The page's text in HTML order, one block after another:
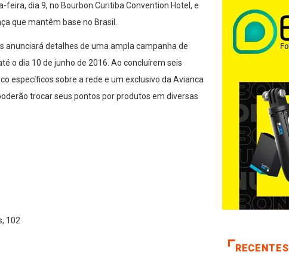
dia 9, no Bourbon Curitiba Convention Hotel, e
que mantêm base no Brasil.
anunciará detalhes de uma ampla campanha de
o dia 10 de junho de 2016. Ao concluírem seis
específicos sobre a rede e um exclusivo da Avianca
trocar seus pontos por produtos em diversas
102
RECENTES